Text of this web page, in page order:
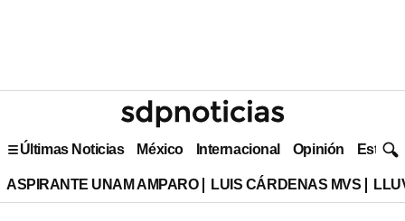
Últimas Noticias México Internacional Opinión Estilo
ASPIRANTE UNAM AMPARO LUIS CÁRDENAS MVS